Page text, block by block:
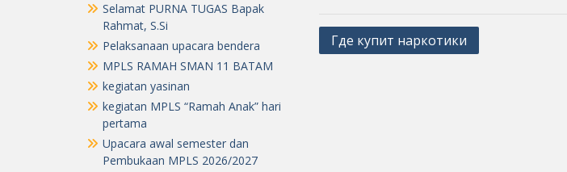
Post
Где купит наркотики
Selamat PURNA TUGAS Bapak
Rahmat, S.Si
Pelaksanaan upacara bendera
MPLS RAMAH SMAN 11 BATAM
kegiatan yasinan
kegiatan MPLS “Ramah Anak” hari
pertama
Upacara awal semester dan
Pembukaan MPLS 2026/2027